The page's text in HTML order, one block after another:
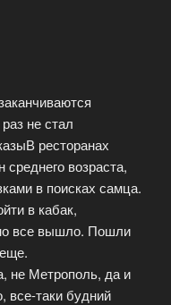
не стал
ресторанах
возраста,
в поисках самца.
в кабак,
все вышло. Пошли
не Метрополь, да и
все-таки будний